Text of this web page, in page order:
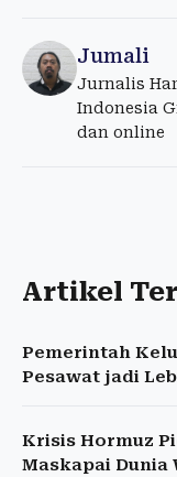
Jumali
Jurnalis
Indonesia
dan online
Artikel
Pemerintah
Pesawat jadi
Krisis Hormuz
Maskapai Dunia